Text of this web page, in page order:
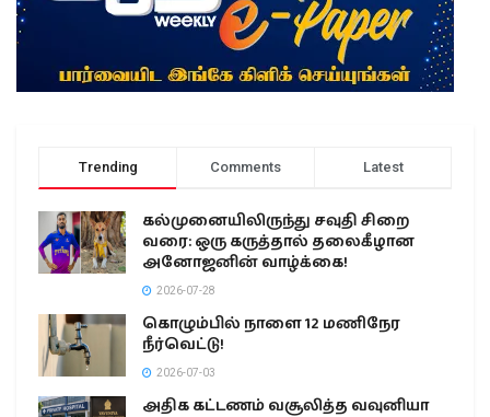
Trending Comments Latest
கல்முனையிலிருந்து சவுதி சிறை
வரை: ஒரு கருத்தால் தலைகீழான
அனோஜனின் வாழ்க்கை!
2026-07-28
கொழும்பில் நாளை 12 மணிநேர
நீர்வெட்டு!
2026-07-03
அதிக கட்டணம் வசூலித்த வவுனியா